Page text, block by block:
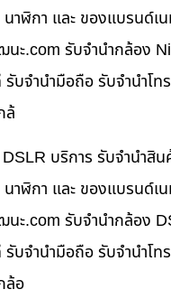
าฬิกา และ ของแบรนด์เ
นะ.com รับจำนำกล้อง
รับจำนำมือถือ รับจำนำโ
ล้
บริการ รับจำนำสิ
าฬิกา และ ของแบรนด์เ
นะ.com รับจำนำกล้อง
รับจำนำมือถือ รับจำนำโ
ล้อ